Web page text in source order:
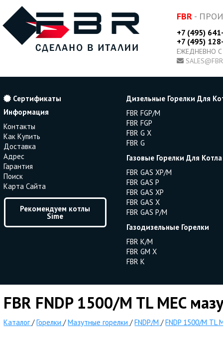
FBR -
+7 (495)
+7 (495)
ЕЖЕДНЕВНО
Сертификаты
Информация
Контакты
Как Купить
Доставка
Адрес
Гарантия
Поиск
Карта Сайта
Рекомендуем котлы
Sime
Дизельные Горелки Для
FBR FGP/M
FBR FGP
FBR G X
FBR G
Газовые Горелки Для Котла
FBR GAS XP/M
FBR GAS P
FBR GAS XP
FBR GAS X
FBR GAS P/M
Газодизельные Горелки
FBR K/M
FBR GM X
FBR K
FBR FNDP 1500/M TL MEC
Каталог /Горелки /Мазутные горелки /FNDP/M /FNDP 1500/M TL